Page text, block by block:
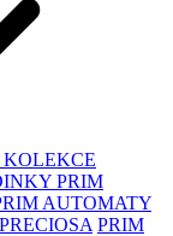
PRIM
AUTOMATY
PRIM